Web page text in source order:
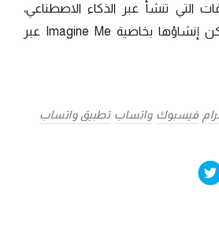
التي تنشأ عبر الذكاء الاصطناعي،
وصور الأفاتار التي يمكن إنشاؤها بخاصية Imagine Me عبر
فيسبوك واتساب تطبيق واتساب